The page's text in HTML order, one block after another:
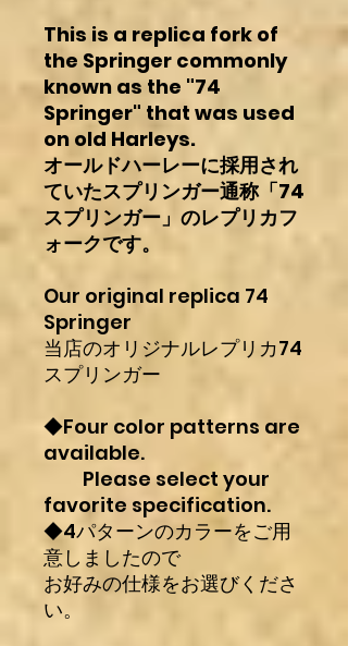
This is a replica fork of
the Springer commonly
known as the "74
Springer" that was used
on old Harleys.
オールドハーレーに採用され
ていたスプリンガー通称「74
スプリンガー」のレプリカフ
ォークです。
Our original replica 74
Springer
当店のオリジナルレプリカ74
スプリンガー
◆Four color patterns are
available.
Please select your
favorite specification.
◆4パターンのカラーをご用
意しましたので
お好みの仕様をお選びくださ
い。